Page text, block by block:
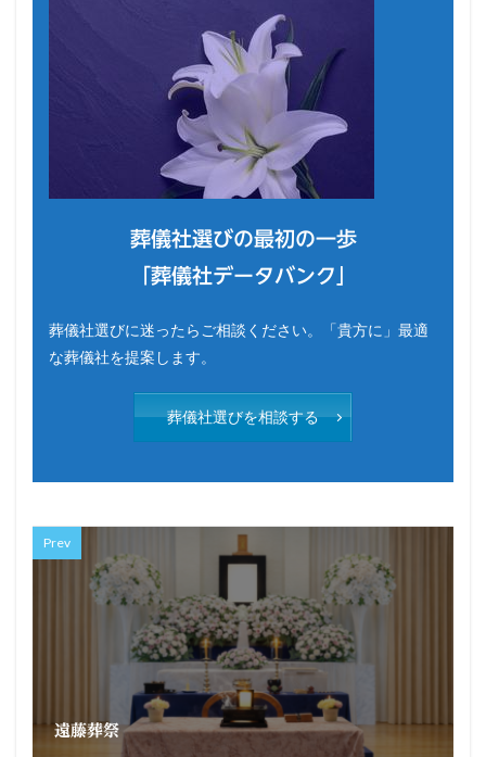
葬儀社選びの最初の一歩
「葬儀社データバンク」
葬儀社選びに迷ったらご相談ください。「貴方に」最適
な葬儀社を提案します。
葬儀社選びを相談する
Prev
遠藤葬祭